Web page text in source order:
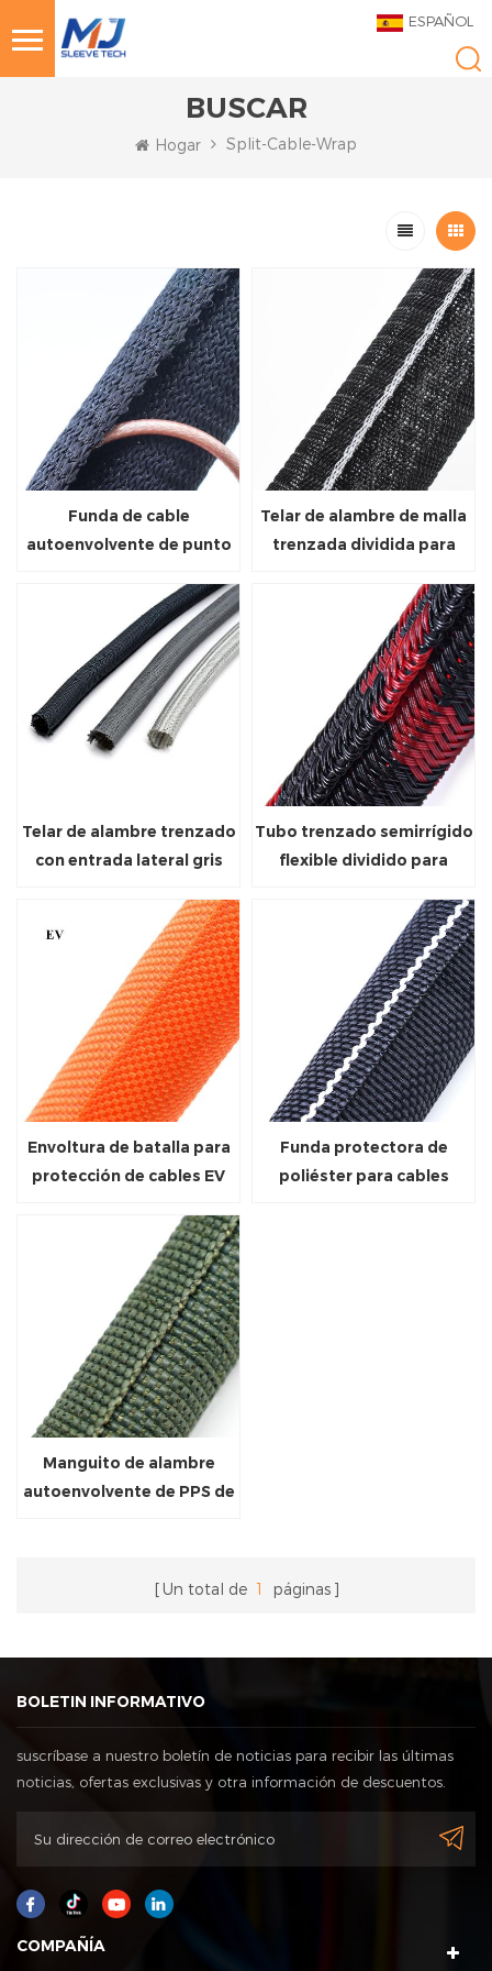
ESPAÑOL
BUSCAR
Hogar Split-Cable-Wrap
Funda de cable
autoenvolvente de punto
Telar de alambre de malla
trenzada dividida para
Telar de alambre trenzado
con entrada lateral gris
Tubo trenzado semirrígido
flexible dividido para
Envoltura de batalla para
protección de cables EV
Funda protectora de
poliéster para cables
Manguito de alambre
autoenvolvente de PPS de
Un total de 1 páginas
BOLETIN INFORMATIVO
suscríbase a nuestro boletín de noticias para recibir las últimas
noticias, ofertas exclusivas y otra información de descuentos.
COMPAÑÍA